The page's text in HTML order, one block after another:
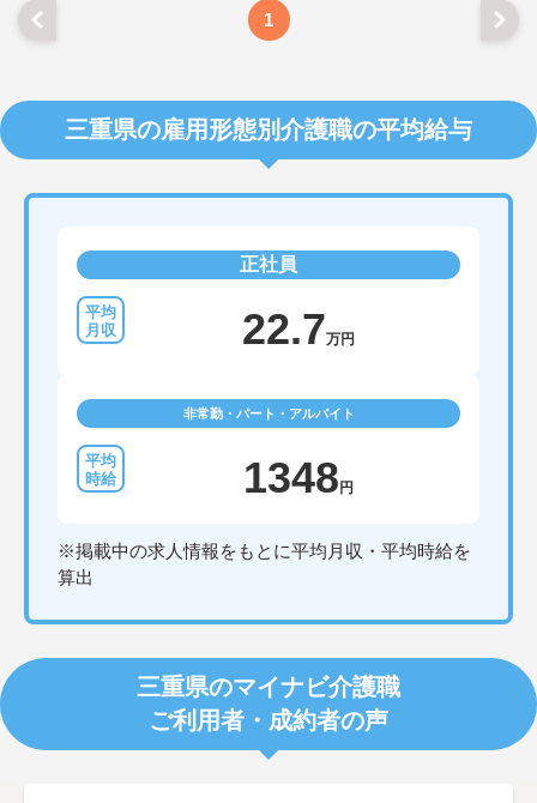
1
三重県の雇用形態別介護職の平均給与
正社員
22.7万円
非常勤・パート・アルバイト
1348 円
※掲載中の求人情報をもとに平均月収・平均時給を
算出
三重県のマイナビ介護職
ご利用者・成約者の声